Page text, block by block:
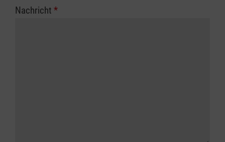
Nachricht *